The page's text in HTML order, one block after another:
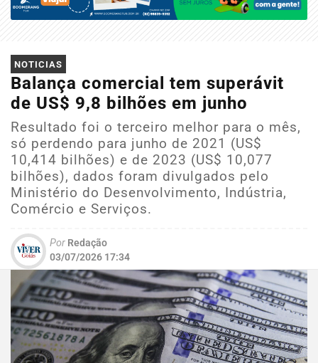
NOTICIAS
Balança comercial tem superávit
de US$ 9,8 bilhões em junho
Resultado foi o terceiro melhor para o mês,
só perdendo para junho de 2021 (US$
10,414 bilhões) e de 2023 (US$ 10,077
bilhões), dados foram divulgados pelo
Ministério do Desenvolvimento, Indústria,
Comércio e Serviços.
Por Redação
03/07/2026 17:34